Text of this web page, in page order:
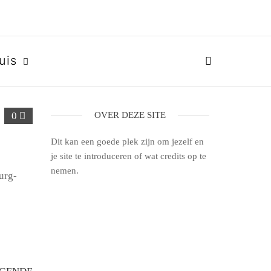
0 OVER DEZE SITE
Dit kan een goede plek zijn om jezelf en
je site te introduceren of wat credits op te
nemen.